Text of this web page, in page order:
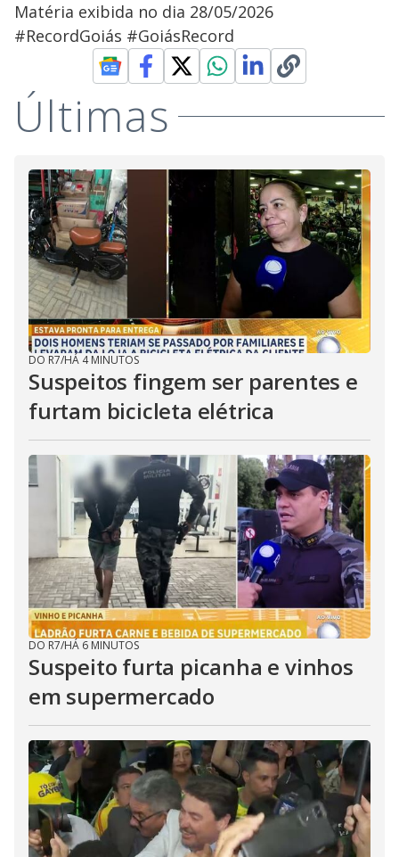
Matéria exibida no dia 28/05/2026
#RecordGoiás #GoiásRecord
Últimas
DO R7/HÁ 4 MINUTOS
Suspeitos fingem ser parentes e
furtam bicicleta elétrica
DO R7/HÁ 6 MINUTOS
Suspeito furta picanha e vinhos
em supermercado